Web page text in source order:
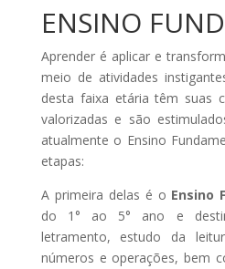
ENSINO
Aprender é aplicar e
meio de atividades
desta faixa etária têm suas
valorizadas e são
atualmente o Ensino
etapas:
A primeira delas é o Ensino
do 1° ao 5° ano e
letramento, estudo da
números e operações, bem